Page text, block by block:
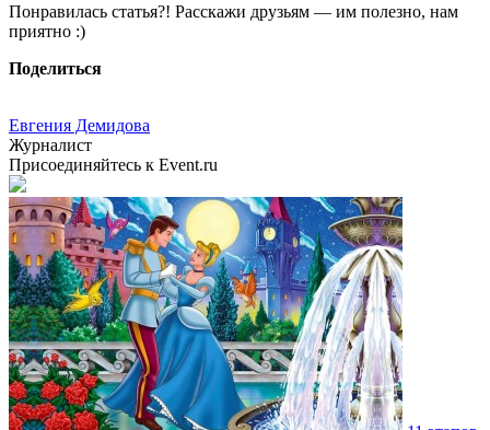
Понравилась статья?! Расскажи друзьям — им полезно, нам
приятно :)
Поделиться
Евгения Демидова
Журналист
Присоединяйтесь к Event.ru